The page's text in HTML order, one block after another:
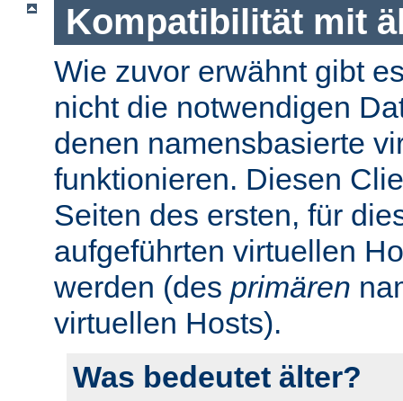
Kompatibilität mit
Wie zuvor erwähnt gibt
nicht die notwendigen
denen namensbasierte
funktionieren. Diesen
Seiten des ersten, für
aufgeführten virtuellen
werden (des primären
virtuellen Hosts).
Was bedeutet älter?